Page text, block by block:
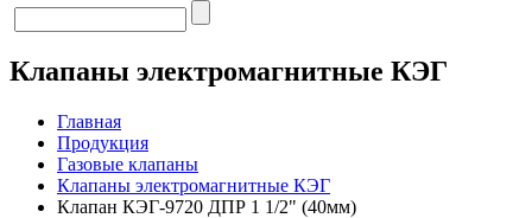
Клапаны электромагнитные КЭГ
Главная
Продукция
Газовые клапаны
Клапаны электромагнитные КЭГ
Клапан КЭГ-9720 ДПР 1 1/2" (40мм)